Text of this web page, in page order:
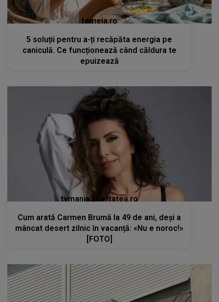
femeia.ro
5 soluții pentru a-ți recăpăta energia pe
caniculă. Ce funcționează când căldura te
epuizează
tvmania.libertatea.ro
Cum arată Carmen Brumă la 49 de ani, deși a
mâncat desert zilnic în vacanță: «Nu e noroc!»
[FOTO]